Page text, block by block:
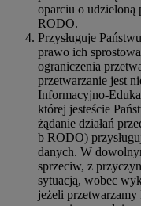
oparciu o udzieloną
RODO.
Przysługuje
prawo ich
ograniczenia
przetwarzanie jest
Informacyjno-
której jesteście
żądanie działań
b RODO)
danych. W
sprzeciw, z
sytuacją, wobec
jeżeli